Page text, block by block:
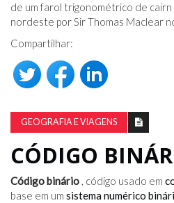
de um farol trigonométrico de
nordeste por Sir Thomas Maclear
Compartilhar:
GEOGRAFIA E VIAGENS
CÓDIGO
Código binário , código usado em
base em um sistema numérico